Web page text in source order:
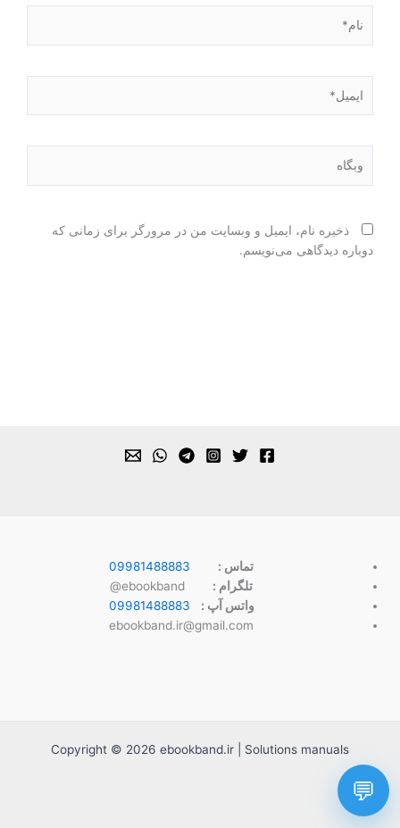
ذخیره نام، ایمیل و وبسایت من در مرورگر برای زمانی که
دوباره دیدگاهی می‌نویسم.
تماس :
09981488883
تلگرام :
واتس آپ :
09981488883
ebookband.ir@gmail.com
Copyright © 2026 ebookband.ir | Solutions manuals
💬